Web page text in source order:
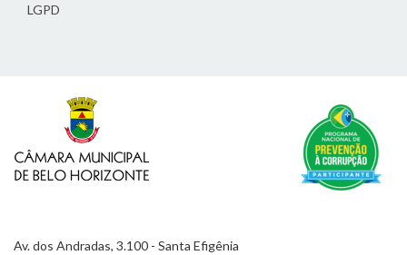
LGPD
Av. dos Andradas, 3.100 - Santa Efigênia